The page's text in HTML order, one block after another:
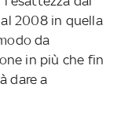
2008 in quella
da
in più che fin
dare a